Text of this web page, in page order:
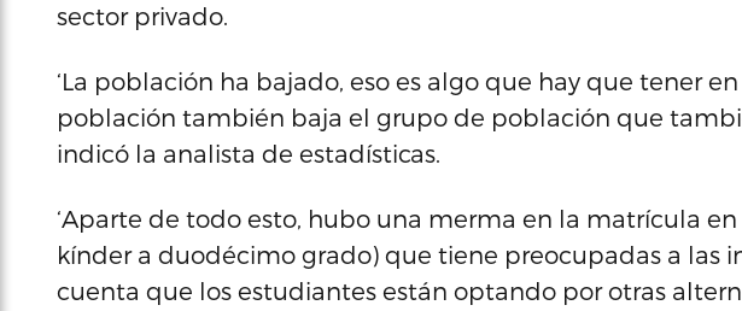
sector privado.
‘La población ha bajado, eso es algo que hay que tener
población también baja el grupo de población que
indicó la analista de estadísticas.
‘Aparte de todo esto, hubo una merma en la matrícula
kínder a duodécimo grado) que tiene preocupadas a las
cuenta que los estudiantes están optando por otras